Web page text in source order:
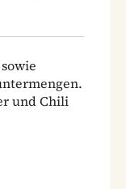
und Chili